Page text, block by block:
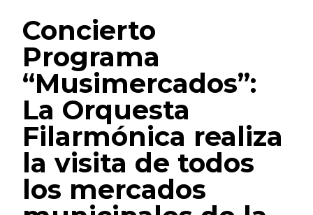
Concierto
Programa
“Musimercados”:
La Orquesta
Filarmónica realiza
la visita de todos
los mercados